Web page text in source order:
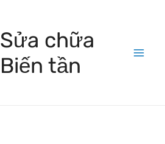
Sửa chữa
Biến tần